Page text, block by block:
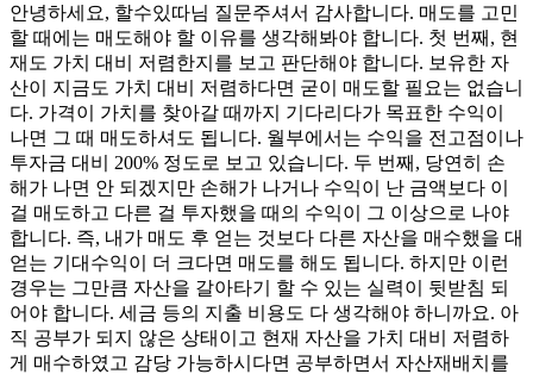
안녕하세요, 할수있따님 질문주셔서 감사합니다. 매도를 고민
할 때에는 매도해야 할 이유를 생각해봐야 합니다. 첫 번째, 현
재도 가치 대비 저렴한지를 보고 판단해야 합니다. 보유한 자
산이 지금도 가치 대비 저렴하다면 굳이 매도할 필요는 없습니
다. 가격이 가치를 찾아갈 때까지 기다리다가 목표한 수익이
나면 그 때 매도하셔도 됩니다. 월부에서는 수익을 전고점이나
투자금 대비 200% 정도로 보고 있습니다. 두 번째, 당연히 손
해가 나면 안 되겠지만 손해가 나거나 수익이 난 금액보다 이
걸 매도하고 다른 걸 투자했을 때의 수익이 그 이상으로 나야
합니다. 즉, 내가 매도 후 얻는 것보다 다른 자산을 매수했을 대
얻는 기대수익이 더 크다면 매도를 해도 됩니다. 하지만 이런
경우는 그만큼 자산을 갈아타기 할 수 있는 실력이 뒷받침 되
어야 합니다. 세금 등의 지출 비용도 다 생각해야 하니까요. 아
직 공부가 되지 않은 상태이고 현재 자산을 가치 대비 저렴하
게 매수하였고 감당 가능하시다면 공부하면서 자산재배치를